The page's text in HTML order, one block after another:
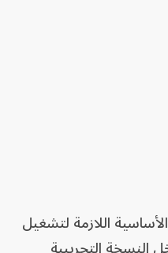
اللازمة لتشغيل